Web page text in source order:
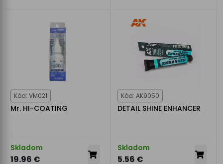
Kód: VM021
Mr. HI-COATING
Skladom
19.96 €
Kód: AK9050
DETAIL SHINE ENHANCER
Skladom
5.56 €